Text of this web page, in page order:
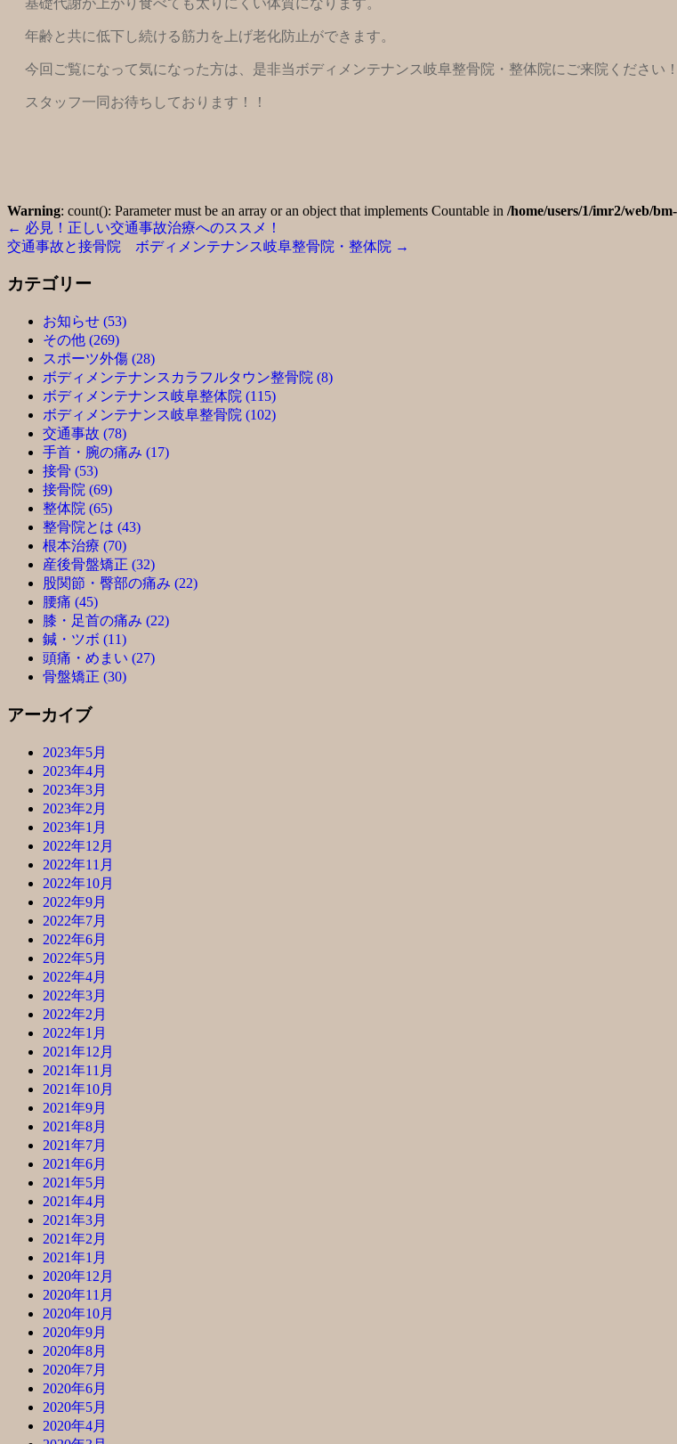
年齢と共に低下し続ける筋力を上げ老化防止ができます。
今回ご覧になって気になった方は、是非当ボディメンテナンス岐阜整骨院・整体院にご来院ください！
スタッフ一同お待ちしております！！
Warning: count(): Parameter must be an array or an object that implements Countable in /home/users/1/imr2/web/
← 必見！正しい交通事故治療へのススメ！
交通事故と接骨院 ボディメンテナンス岐阜整骨院・整体院 →
カテゴリー
お知らせ (53)
その他 (269)
スポーツ外傷 (28)
ボディメンテナンスカラフルタウン整骨院 (8)
ボディメンテナンス岐阜整体院 (115)
ボディメンテナンス岐阜整骨院 (102)
交通事故 (78)
手首・腕の痛み (17)
接骨 (53)
接骨院 (69)
整体院 (65)
整骨院とは (43)
根本治療 (70)
産後骨盤矯正 (32)
股関節・臀部の痛み (22)
腰痛 (45)
膝・足首の痛み (22)
鍼・ツボ (11)
頭痛・めまい (27)
骨盤矯正 (30)
アーカイブ
2023年5月
2023年4月
2023年3月
2023年2月
2023年1月
2022年12月
2022年11月
2022年10月
2022年9月
2022年7月
2022年6月
2022年5月
2022年4月
2022年3月
2022年2月
2022年1月
2021年12月
2021年11月
2021年10月
2021年9月
2021年8月
2021年7月
2021年6月
2021年5月
2021年4月
2021年3月
2021年2月
2021年1月
2020年12月
2020年11月
2020年10月
2020年9月
2020年8月
2020年7月
2020年6月
2020年5月
2020年4月